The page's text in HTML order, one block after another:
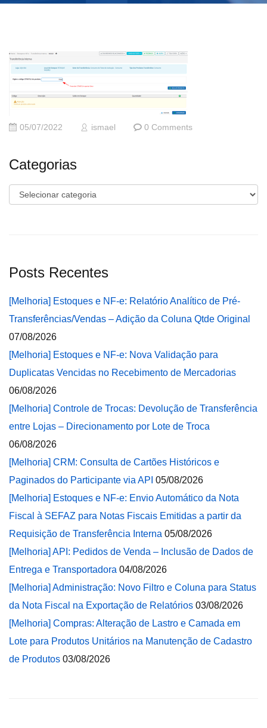
05/07/2022 ismael 0 Comments
Categorias
Categorias
Posts Recentes
[Melhoria] Estoques e NF-e: Relatório Analítico de Pré-
Transferências/Vendas – Adição da Coluna Qtde Original
07/08/2026
[Melhoria] Estoques e NF-e: Nova Validação para
Duplicatas Vencidas no Recebimento de Mercadorias
06/08/2026
[Melhoria] Controle de Trocas: Devolução de Transferência
entre Lojas – Direcionamento por Lote de Troca
06/08/2026
[Melhoria] CRM: Consulta de Cartões Históricos e
Paginados do Participante via API 05/08/2026
[Melhoria] Estoques e NF-e: Envio Automático da Nota
Fiscal à SEFAZ para Notas Fiscais Emitidas a partir da
Requisição de Transferência Interna 05/08/2026
[Melhoria] API: Pedidos de Venda – Inclusão de Dados de
Entrega e Transportadora 04/08/2026
[Melhoria] Administração: Novo Filtro e Coluna para Status
da Nota Fiscal na Exportação de Relatórios 03/08/2026
[Melhoria] Compras: Alteração de Lastro e Camada em
Lote para Produtos Unitários na Manutenção de Cadastro
de Produtos 03/08/2026